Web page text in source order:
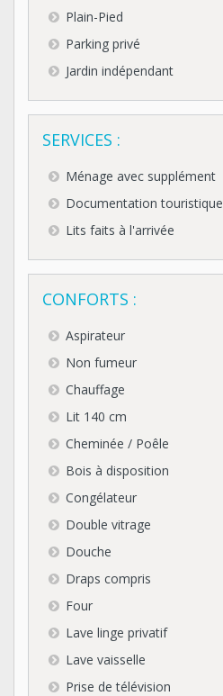
Plain-Pied
Parking privé
Jardin indépendant
SERVICES :
Ménage avec supplément
Documentation touristique
Lits faits à l'arrivée
CONFORTS :
Aspirateur
Non fumeur
Chauffage
Lit 140 cm
Cheminée / Poêle
Bois à disposition
Congélateur
Double vitrage
Douche
Draps compris
Four
Lave linge privatif
Lave vaisselle
Prise de télévision